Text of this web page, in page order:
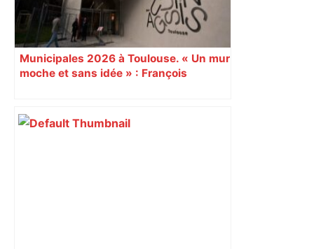
Municipales 2026 à Toulouse. « Un mur
moche et sans idée » : François
Augustins